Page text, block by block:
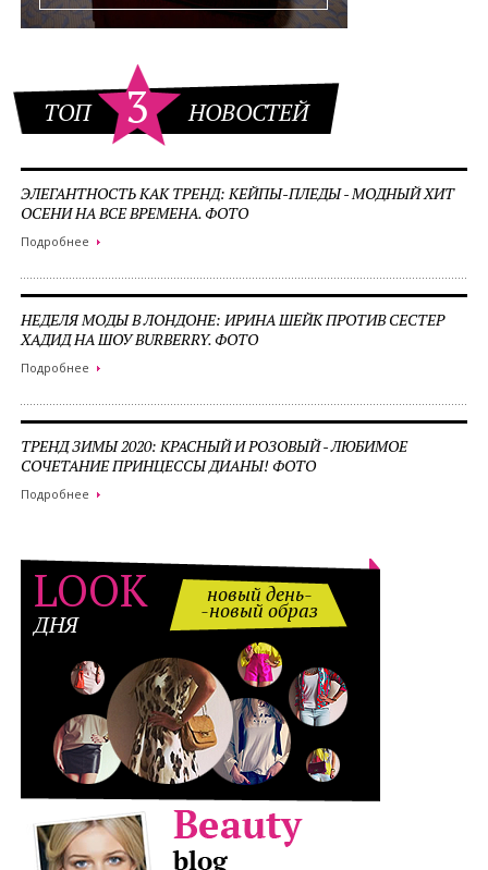
ТОП 3 НОВОСТЕЙ
ЭЛЕГАНТНОСТЬ КАК ТРЕНД: КЕЙПЫ-ПЛЕДЫ - МОДНЫЙ ХИТ
ОСЕНИ НА ВСЕ ВРЕМЕНА. ФОТО
Подробнее
НЕДЕЛЯ МОДЫ В ЛОНДОНЕ: ИРИНА ШЕЙК ПРОТИВ СЕСТЕР
ХАДИД НА ШОУ BURBERRY. ФОТО
Подробнее
ТРЕНД ЗИМЫ 2020: КРАСНЫЙ И РОЗОВЫЙ - ЛЮБИМОЕ
СОЧЕТАНИЕ ПРИНЦЕССЫ ДИАНЫ! ФОТО
Подробнее
LOOK
ДНЯ
новый день-
-новый образ